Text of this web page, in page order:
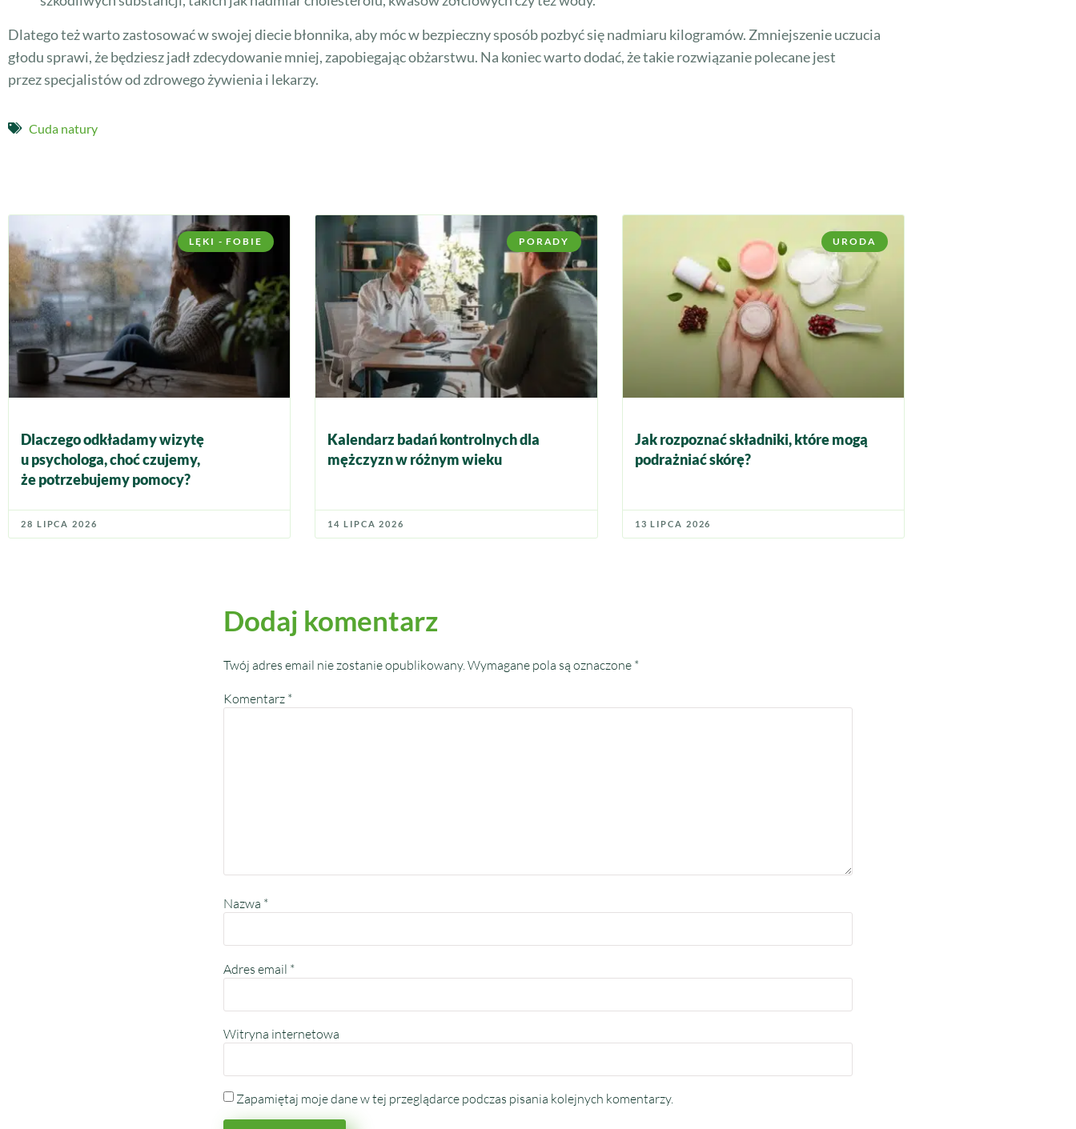
Dlatego też warto zastosować w swojej diecie błonnika, aby móc w bezpieczny sposób pozbyć się nadmiaru kilogramów. Zmniejszenie uczucia
głodu sprawi, że będziesz jadł zdecydowanie mniej, zapobiegając obżarstwu. Na koniec warto dodać, że takie rozwiązanie polecane jest
przez specjalistów od zdrowego żywienia i lekarzy.
Cuda natury
LĘKI - FOBIE
Dlaczego odkładamy wizytę
u psychologa, choć czujemy,
że potrzebujemy pomocy?
28 LIPCA 2026
PORADY
Kalendarz badań kontrolnych dla
mężczyzn w różnym wieku
14 LIPCA 2026
URODA
Jak rozpoznać składniki, które mogą
podrażniać skórę?
13 LIPCA 2026
Dodaj komentarz
Twój adres email nie zostanie opublikowany.Wymagane pola są oznaczone *
Komentarz *
Nazwa *
Adres email *
Witryna internetowa
Zapamiętaj moje dane w tej przeglądarce podczas pisania kolejnych komentarzy.